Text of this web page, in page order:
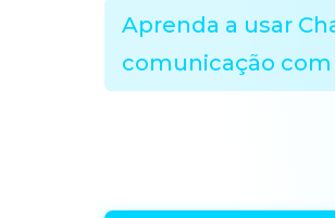
Aprenda a usar
comunicação